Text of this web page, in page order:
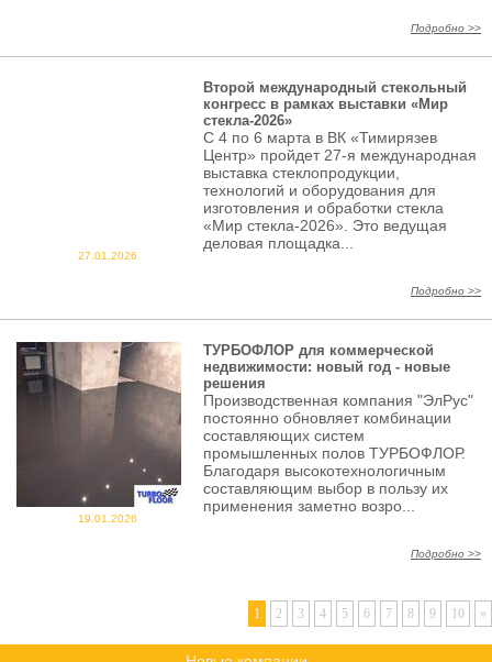
Подробно >>
27.01.2026
Второй международный стекольный
конгресс в рамках выставки «Мир
стекла-2026»
С 4 по 6 марта в ВК «Тимирязев
Центр» пройдет 27-я международная
выставка стеклопродукции,
технологий и оборудования для
изготовления и обработки стекла
«Мир стекла-2026». Это ведущая
деловая площадка...
Подробно >>
19.01.2026
ТУРБОФЛОР для коммерческой
недвижимости: новый год - новые
решения
Производственная компания "ЭлРус"
постоянно обновляет комбинации
составляющих систем
промышленных полов ТУРБОФЛОР.
Благодаря высокотехнологичным
составляющим выбор в пользу их
применения заметно возро...
Подробно >>
1 2 3 4 5 6 7 8 9 10 »